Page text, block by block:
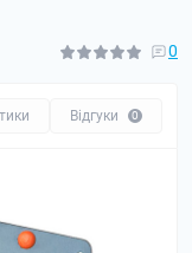
0
Відгуки 0